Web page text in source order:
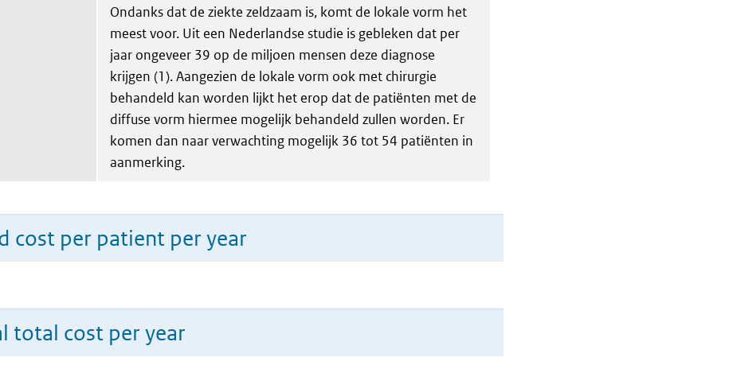
Ondanks dat de ziekte zeldzaam is, komt de lokale vorm het
meest voor. Uit een Nederlandse studie is gebleken dat per
jaar ongeveer 39 op de miljoen mensen deze diagnose
krijgen (1). Aangezien de lokale vorm ook met chirurgie
behandeld kan worden lijkt het erop dat de patiënten met de
diffuse vorm hiermee mogelijk behandeld zullen worden. Er
komen dan naar verwachting mogelijk 36 tot 54 patiënten in
aanmerking.
cost per patient per year
total cost per year